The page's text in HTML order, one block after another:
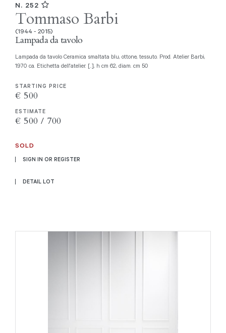
N. 252
Tommaso Barbi
(1944 - 2015)
Lampada da tavolo
Lampada da tavolo Ceramica smaltata blu, ottone, tessuto. Prod. Atelier Barbi,
1970 ca. Etichetta dell'atelier. [..], h cm 62, diam. cm 50
STARTING PRICE
€ 500
ESTIMATE
€ 500 / 700
SOLD
SIGN IN OR REGISTER
DETAIL LOT